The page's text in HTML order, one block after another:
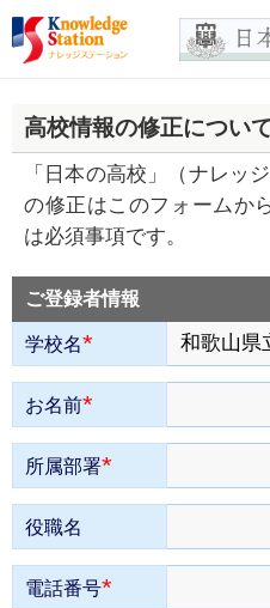
高校情報の修正につい
「日本の高校」（ナレッ
の修正はこのフォームか
は必須事項です。
ご登録者情報
学校名*
お名前*
所属部署*
役職名
電話番号*